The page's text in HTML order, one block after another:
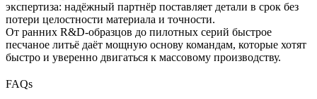
экспертиза: надёжный партнёр поставляет детали в срок без
потери целостности материала и точности.
От ранних R&D-образцов до пилотных серий быстрое
песчаное литьё даёт мощную основу командам, которые хотят
быстро и уверенно двигаться к массовому производству.
FAQs